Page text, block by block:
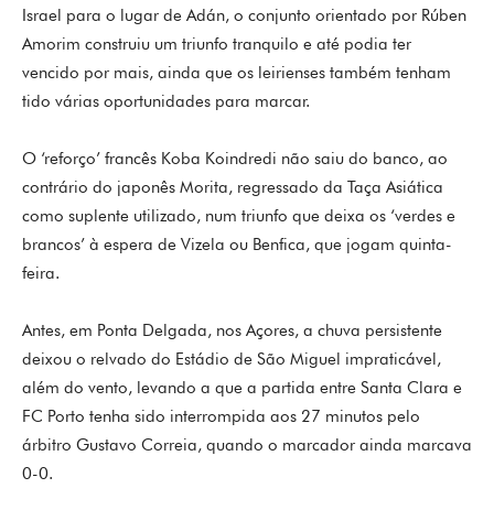
Israel para o lugar de Adán, o conjunto orientado por Rúben
Amorim construiu um triunfo tranquilo e até podia ter
vencido por mais, ainda que os leirienses também tenham
tido várias oportunidades para marcar.
O ‘reforço’ francês Koba Koindredi não saiu do banco, ao
contrário do japonês Morita, regressado da Taça Asiática
como suplente utilizado, num triunfo que deixa os ‘verdes e
brancos’ à espera de Vizela ou Benfica, que jogam quinta-
feira.
Antes, em Ponta Delgada, nos Açores, a chuva persistente
deixou o relvado do Estádio de São Miguel impraticável,
além do vento, levando a que a partida entre Santa Clara e
FC Porto tenha sido interrompida aos 27 minutos pelo
árbitro Gustavo Correia, quando o marcador ainda marcava
0-0.